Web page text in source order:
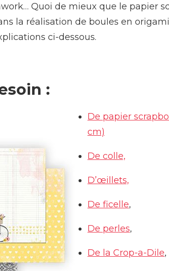
Quoi de mieux que le papier
la réalisation de boules en
ci-dessous.
:
De papier
cm)
De colle,
D’œillets,
De ficelle,
De perles,
De la Crop-a-Dile,